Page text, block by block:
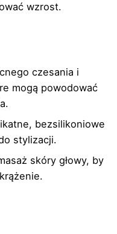
wzrost.
czesania i
mogą powodować
bezsilikoniowe
stylizacji.
skóry głowy, by